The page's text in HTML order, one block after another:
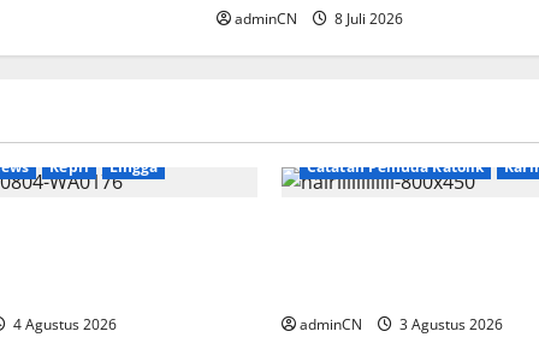
adminCN 8 Juli 2026
Kepri Lingga
4 Agustus 2026
Catatan Pemuda Katolik
adminCN 3 Agustus 2026